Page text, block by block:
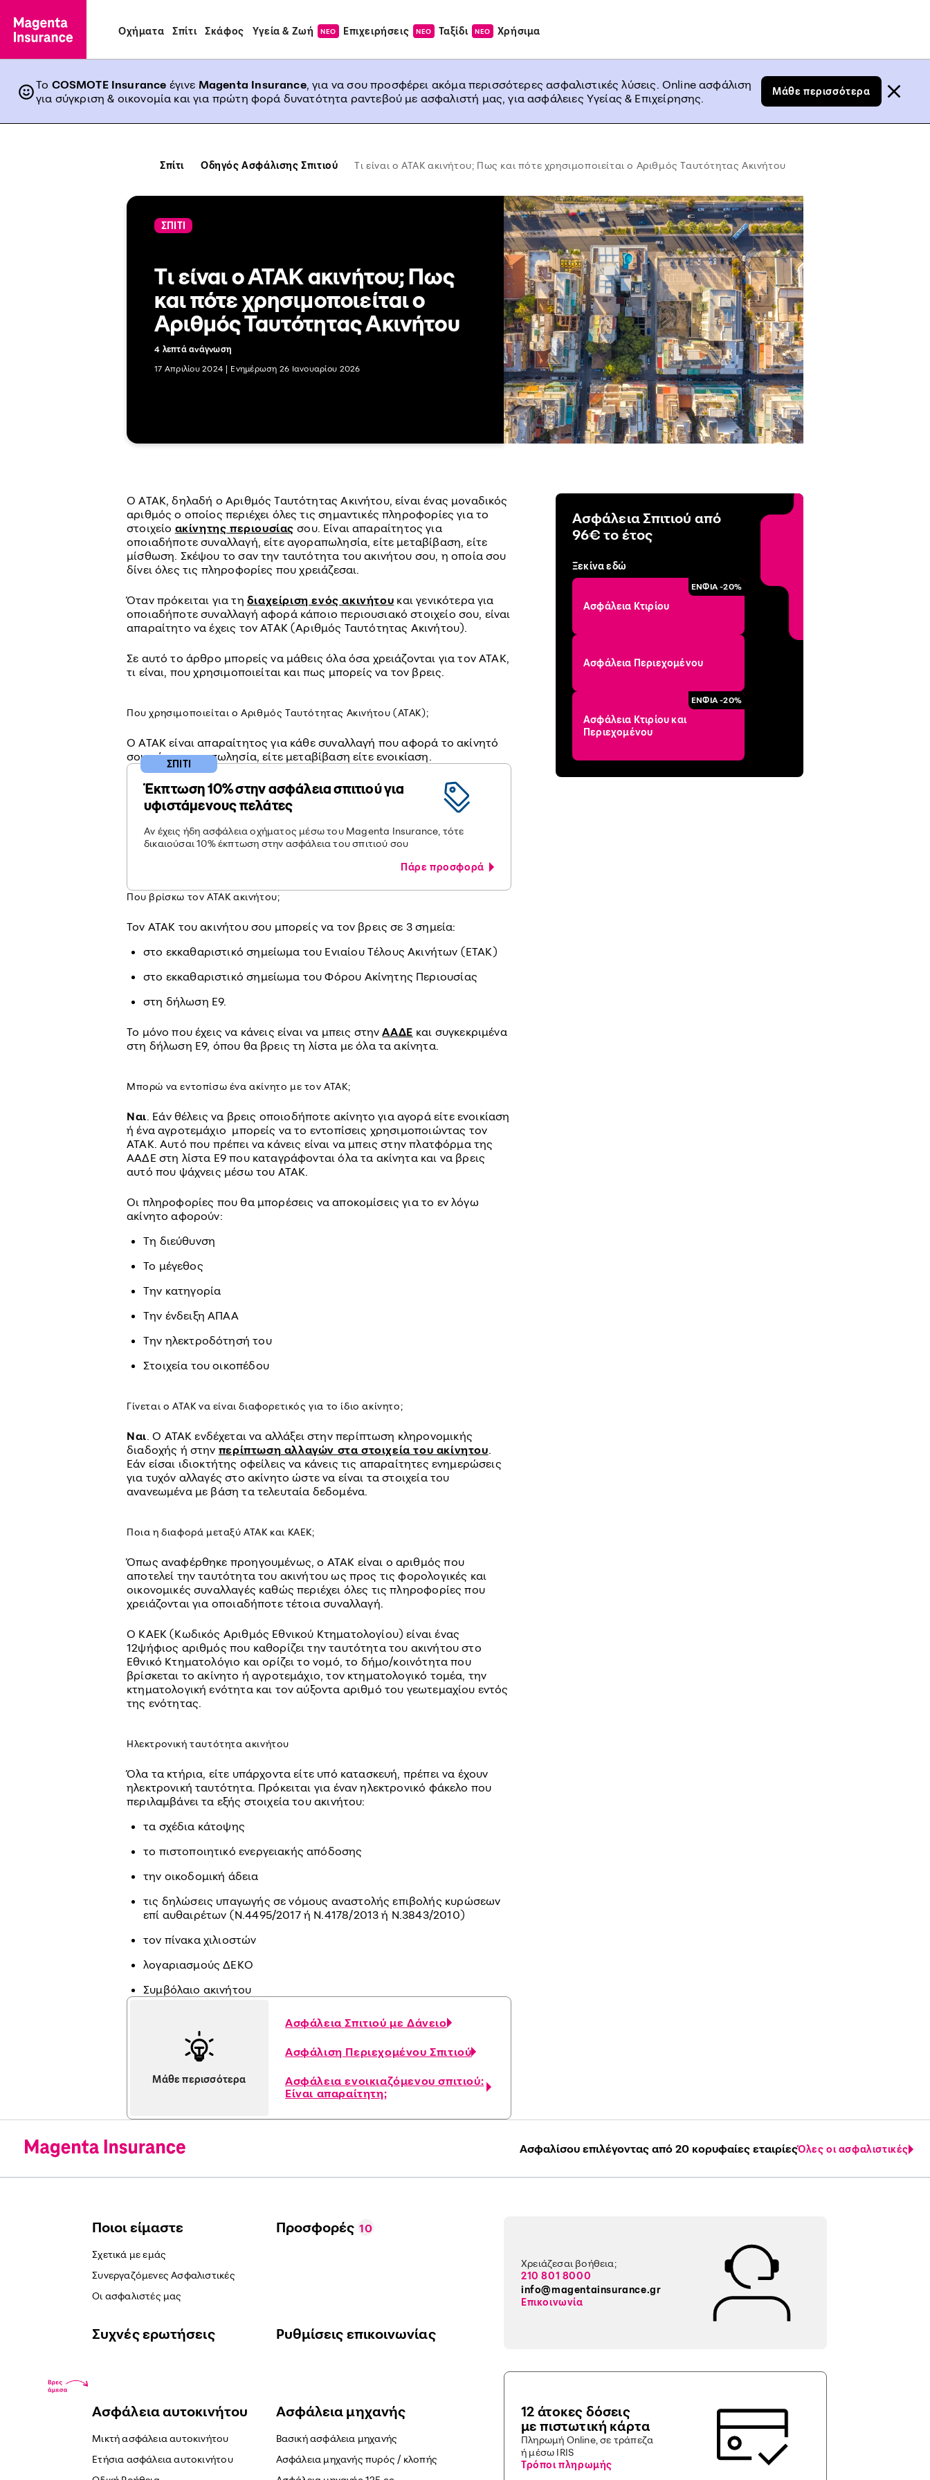
Οχήματα Σπίτι Σκάφος Υγεία & Ζωή ΝΕΟ Επιχειρήσεις ΝΕΟ Ταξίδι ΝΕΟ Χρήσιμα
Το COSMOTE Insurance έγινε Magenta Insurance, για να σου προσφέρει ακόμα περισσότερες ασφαλιστικές λύσεις. Online ασφάλιση
για σύγκριση & οικονομία και για πρώτη φορά δυνατότητα ραντεβού με ασφαλιστή μας, για ασφάλειες Υγείας & Επιχείρησης.
Μάθε περισσότερα
Σπίτι Οδηγός Ασφάλισης Σπιτιού Tι είναι ο ΑΤΑΚ ακινήτου; Πως και πότε χρησιμοποιείται ο Αριθμός Ταυτότητας Ακινήτου
ΣΠΙΤΙ
Tι είναι ο ΑΤΑΚ ακινήτου; Πως
και πότε χρησιμοποιείται ο
Αριθμός Ταυτότητας Ακινήτου
4 λεπτά ανάγνωση
17 Απριλίου 2024 | Ενημέρωση 26 Ιανουαρίου 2026
Ο ΑΤΑΚ, δηλαδή ο Αριθμός Ταυτότητας Ακινήτου, είναι ένας μοναδικός
αριθμός ο οποίος περιέχει όλες τις σημαντικές πληροφορίες για το
στοιχείο ακίνητης περιουσίας σου. Είναι απαραίτητος για
οποιαδήποτε συναλλαγή, είτε αγοραπωλησία, είτε μεταβίβαση, είτε
μίσθωση. Σκέψου το σαν την ταυτότητα του ακινήτου σου, η οποία σου
δίνει όλες τις πληροφορίες που χρειάζεσαι.
Όταν πρόκειται για τη διαχείριση ενός ακινήτου και γενικότερα για
οποιαδήποτε συναλλαγή αφορά κάποιο περιουσιακό στοιχείο σου, είναι
απαραίτητο να έχεις τον ΑΤΑΚ (Αριθμός Ταυτότητας Ακινήτου).
Σε αυτό το άρθρο μπορείς να μάθεις όλα όσα χρειάζονται για τον ΑΤΑΚ,
τι είναι, που χρησιμοποιείται και πως μπορείς να τον βρεις.
Που χρησιμοποιείται ο Αριθμός Ταυτότητας Ακινήτου (ΑΤΑΚ);
Ο ΑΤΑΚ είναι απαραίτητος για κάθε συναλλαγή που αφορά το ακίνητό
σου, είτε αγοραπωλησία, είτε μεταβίβαση είτε ενοικίαση.
Έκπτωση 10% στην ασφάλεια σπιτιού για
υφιστάμενους πελάτες
Αν έχεις ήδη ασφάλεια οχήματος μέσω του Magenta Insurance, τότε
δικαιούσαι 10% έκπτωση στην ασφάλεια του σπιτιού σου
Πάρε προσφορά
ΣΠΙΤΙ
Που βρίσκω τον ΑΤΑΚ ακινήτου;
Τον ΑΤΑΚ του ακινήτου σου μπορείς να τον βρεις σε 3 σημεία:
στο εκκαθαριστικό σημείωμα του Ενιαίου Τέλους Ακινήτων (ΕΤΑΚ)
στο εκκαθαριστικό σημείωμα του Φόρου Ακίνητης Περιουσίας
στη δήλωση Ε9.
Το μόνο που έχεις να κάνεις είναι να μπεις στηνΑΑΔΕ και συγκεκριμένα
στη δήλωση Ε9, όπου θα βρεις τη λίστα με όλα τα ακίνητα.
Μπορώ να εντοπίσω ένα ακίνητο με τον ΑΤΑΚ;
Ναι. Εάν θέλεις να βρεις οποιοδήποτε ακίνητο για αγορά είτε ενοικίαση
ή ένα αγροτεμάχιο μπορείς να το εντοπίσεις χρησιμοποιώντας τον
ΑΤΑΚ. Αυτό που πρέπει να κάνεις είναι να μπεις στην πλατφόρμα της
ΑΑΔΕ στη λίστα Ε9 που καταγράφονται όλα τα ακίνητα και να βρεις
αυτό που ψάχνεις μέσω του ΑΤΑΚ.
Οι πληροφορίες που θα μπορέσεις να αποκομίσεις για το εν λόγω
ακίνητο αφορούν:
Τη διεύθυνση
Το μέγεθος
Την κατηγορία
Την ένδειξη ΑΠΑΑ
Την ηλεκτροδότησή του
Στοιχεία του οικοπέδου
Γίνεται ο ΑΤΑΚ να είναι διαφορετικός για το ίδιο ακίνητο;
Ναι. Ο ΑΤΑΚ ενδέχεται να αλλάξει στην περίπτωση κληρονομικής
διαδοχής ή στην περίπτωση αλλαγών στα στοιχεία του ακίνητου.
Εάν είσαι ιδιοκτήτης οφείλεις να κάνεις τις απαραίτητες ενημερώσεις
για τυχόν αλλαγές στο ακίνητο ώστε να είναι τα στοιχεία του
ανανεωμένα με βάση τα τελευταία δεδομένα.
Ποια η διαφορά μεταξύ ΑΤΑΚ και ΚΑΕΚ;
Όπως αναφέρθηκε προηγουμένως, ο ΑΤΑΚ είναι ο αριθμός που
αποτελεί την ταυτότητα του ακινήτου ως προς τις φορολογικές και
οικονομικές συναλλαγές καθώς περιέχει όλες τις πληροφορίες που
χρειάζονται για οποιαδήποτε τέτοια συναλλαγή.
Ο ΚΑΕΚ (Κωδικός Αριθμός Εθνικού Κτηματολογίου) είναι ένας
12ψήφιος αριθμός που καθορίζει την ταυτότητα του ακινήτου στο
Εθνικό Κτηματολόγιο και ορίζει το νομό, το δήμο/κοινότητα που
βρίσκεται το ακίνητο ή αγροτεμάχιο, τον κτηματολογικό τομέα, την
κτηματολογική ενότητα και τον αύξοντα αριθμό του γεωτεμαχίου εντός
της ενότητας.
Ηλεκτρονική ταυτότητα ακινήτου
Όλα τα κτήρια, είτε υπάρχοντα είτε υπό κατασκευή, πρέπει να έχουν
ηλεκτρονική ταυτότητα. Πρόκειται για έναν ηλεκτρονικό φάκελο που
περιλαμβάνει τα εξής στοιχεία του ακινήτου:
τα σχέδια κάτοψης
το πιστοποιητικό ενεργειακής απόδοσης
την οικοδομική άδεια
τις δηλώσεις υπαγωγής σε νόμους αναστολής επιβολής κυρώσεων
επί αυθαιρέτων (Ν.4495/2017 ή Ν.4178/2013 ή Ν.3843/2010)
τον πίνακα χιλιοστών
λογαριασμούς ΔΕΚΟ
Συμβόλαιο ακινήτου
Μάθε περισσότερα
Ασφάλεια Σπιτιού με Δάνειο
Ασφάλιση Περιεχομένου Σπιτιού
Ασφάλεια ενοικιαζόμενου σπιτιού:
Είναι απαραίτητη;
Ασφάλεια Σπιτιού από
96€ το έτος
Ξεκίνα εδώ
ΕΝΦΙΑ -20%
Ασφάλεια Κτιρίου
Ασφάλεια Περιεχομένου
ΕΝΦΙΑ -20%
Ασφάλεια Κτιρίου και
Περιεχομένου
Ασφαλίσου επιλέγοντας από 20 κορυφαίες εταιρίεςΌλες οι ασφαλιστικές
Ποιοι είμαστε
Σχετικά με εμάς
Συνεργαζόμενες Ασφαλιστικές
Οι ασφαλιστές μας
Προσφορές 10
Συχνές ερωτήσεις Ρυθμίσεις επικοινωνίας
Ασφάλεια αυτοκινήτου
Μικτή ασφάλεια αυτοκινήτου
Ετήσια ασφάλεια αυτοκινήτου
Ασφάλεια μηχανής
Βασική ασφάλεια μηχανής
Ασφάλεια μηχανής πυρός / κλοπής
Χρειάζεσαι βοήθεια;
210 801 8000
info@magentainsurance.gr
Επικοινωνία
12 άτοκες δόσεις
με πιστωτική κάρτα
Πληρωμή Online, σε τράπεζα
ή μέσω IRIS
Τρόποι πληρωμής